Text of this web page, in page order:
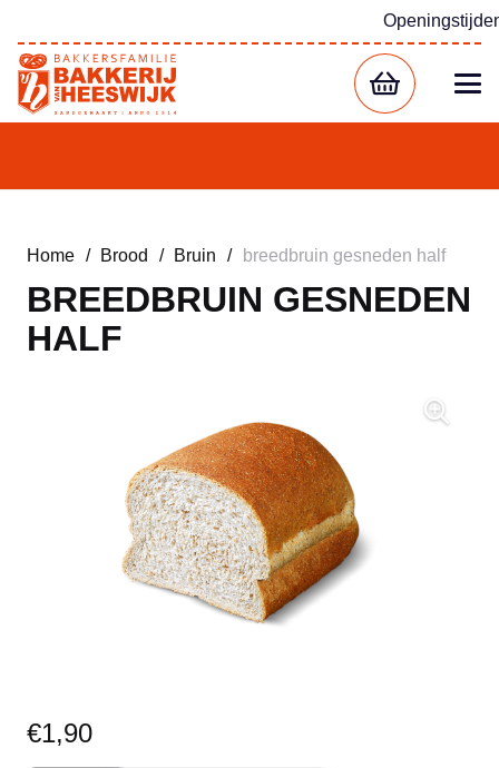
Home / Brood / Bruin / breedbruin gesneden half
BREEDBRUIN GESNEDEN
HALF
€1,90